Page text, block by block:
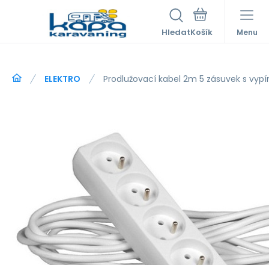
Hledat Menu
ELEKTRO Prodlužovací kabel 2m 5 zásuvek s